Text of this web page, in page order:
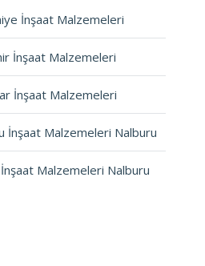
İnşaat Malzemeleri
İnşaat Malzemeleri
İnşaat Malzemeleri
İnşaat Malzemeleri Nalburu
Malzemeleri Nalburu